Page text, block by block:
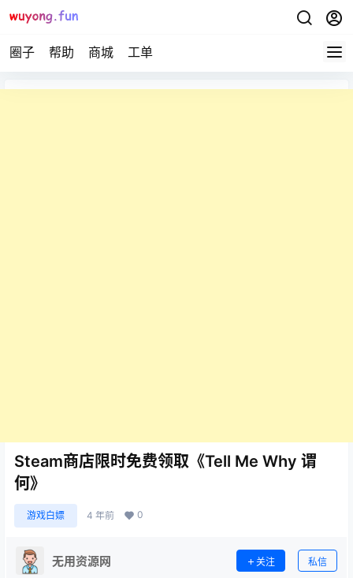
圈子 帮助 商城 工单
Steam商店限时免费领取《Tell Me Why 谓
何》
游戏白嫖 4 年前 0
无用资源网 关注 私信